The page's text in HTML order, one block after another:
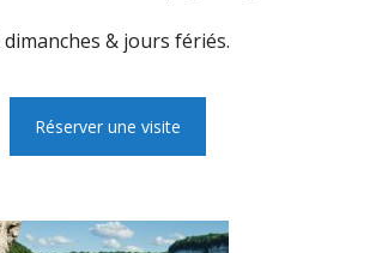
& jours fériés.
Réserver une visite